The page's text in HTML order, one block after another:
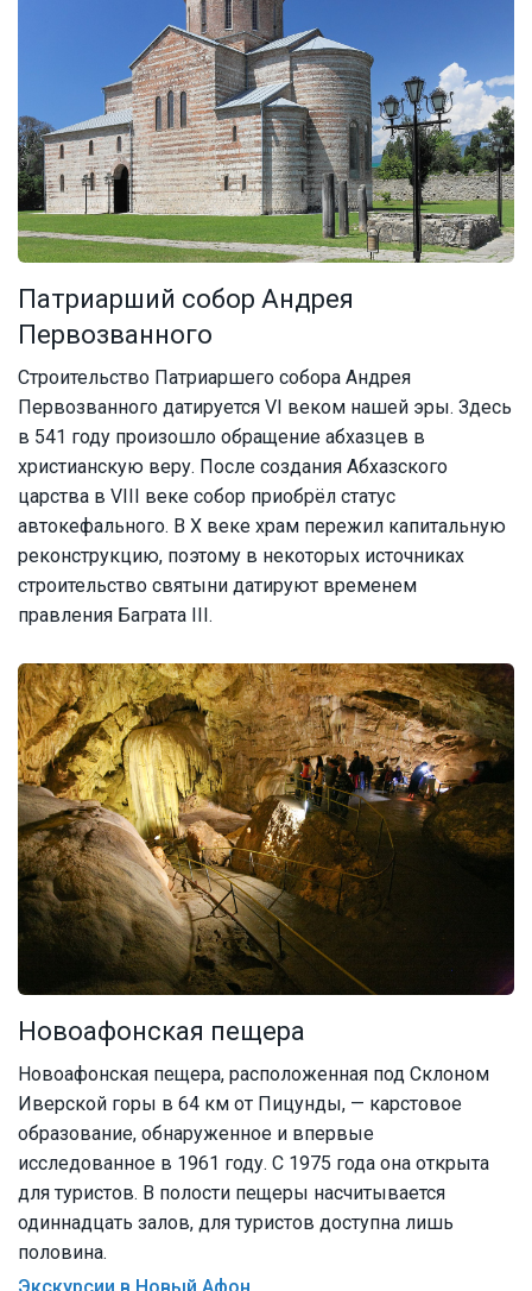
Патриарший собор Андрея
Первозванного
Строительство Патриаршего собора Андрея
Первозванного датируется VI веком нашей эры. Здесь
в 541 году произошло обращение абхазцев в
христианскую веру. После создания Абхазского
царства в VIII веке собор приобрёл статус
автокефального. В X веке храм пережил капитальную
реконструкцию, поэтому в некоторых источниках
строительство святыни датируют временем
правления Баграта III.
Новоафонская пещера
Новоафонская пещера, расположенная под Склоном
Иверской горы в 64 км от Пицунды, — карстовое
образование, обнаруженное и впервые
исследованное в 1961 году. С 1975 года она открыта
для туристов. В полости пещеры насчитывается
одиннадцать залов, для туристов доступна лишь
половина.
Экскурсии в Новый Афон